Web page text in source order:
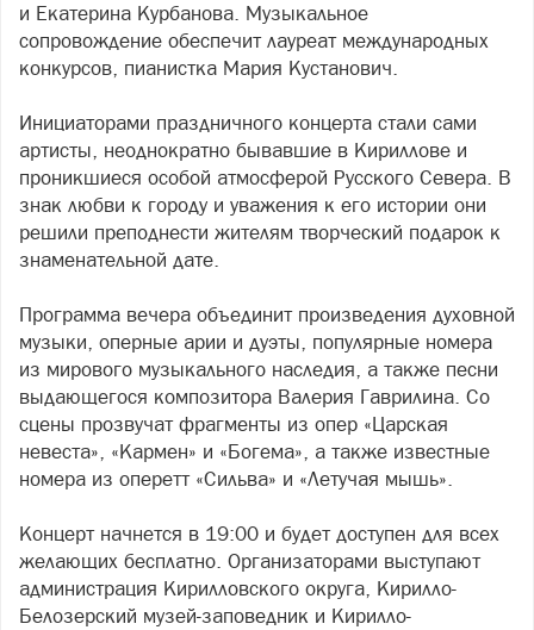
и Екатерина Курбанова. Музыкальное
сопровождение обеспечит лауреат международных
конкурсов, пианистка Мария Кустанович.
Инициаторами праздничного концерта стали сами
артисты, неоднократно бывавшие в Кириллове и
проникшиеся особой атмосферой Русского Севера. В
знак любви к городу и уважения к его истории они
решили преподнести жителям творческий подарок к
знаменательной дате.
Программа вечера объединит произведения духовной
музыки, оперные арии и дуэты, популярные номера
из мирового музыкального наследия, а также песни
выдающегося композитора Валерия Гаврилина. Со
сцены прозвучат фрагменты из опер «Царская
невеста», «Кармен» и «Богема», а также известные
номера из оперетт «Сильва» и «Летучая мышь».
Концерт начнется в 19:00 и будет доступен для всех
желающих бесплатно. Организаторами выступают
администрация Кирилловского округа, Кирилло-
Белозерский музей-заповедник и Кирилло-